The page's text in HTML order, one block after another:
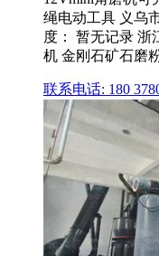
绳电动工具 义乌
度： 暂无记录 浙
机 金刚石矿石磨
联系电话: 180